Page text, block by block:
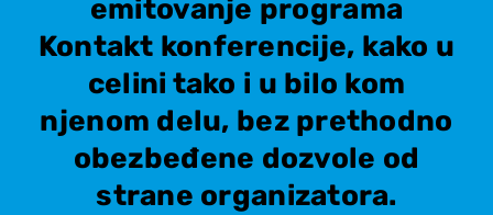
emitovanje programa
Kontakt konferencije, kako u
celini tako i u bilo kom
njenom delu, bez prethodno
obezbeđene dozvole od
strane organizatora.